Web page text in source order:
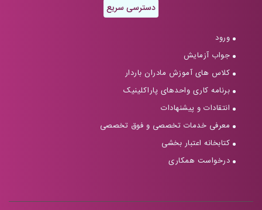
دسترسی سریع
ورود
جواب آزمایش
کلاس های آموزش مادران باردار
برنامه کاری واحدهای پاراکلینیک
انتقادات و پیشنهادات
معرفی خدمات تخصصی و فوق تخصصی
کتابخانه اعتبار بخشی
درخواست همکاری